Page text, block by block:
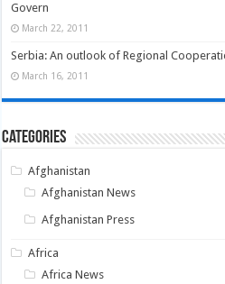
Govern
March 22, 2011
Serbia: An outlook of Regional
March 16, 2011
Categories
Afghanistan
Afghanistan News
Afghanistan Press
Africa
Africa News